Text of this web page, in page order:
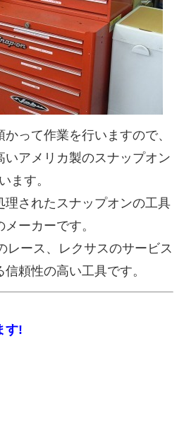
って作業を行いますので、
いアメリカ製のスナップオン
ます。
理されたスナップオンの工具
ーカーです。
レース、レクサスのサービス
頼性の高い工具です。
す!